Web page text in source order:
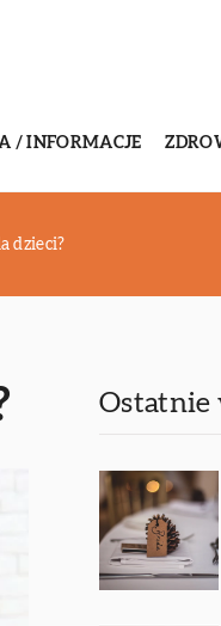
/ INFORMACJE
dzieci?
Ostatnie